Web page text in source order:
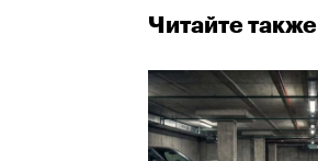
Читайте также